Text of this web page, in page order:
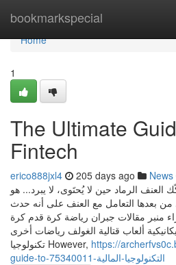
bookmarkspecial
Home
Home
1
The Ultimate
Fintech
erico888jxl4 205 days ago News
العنف الرماد حين لا يُحتَوى، لا يبرد... هو
من بعدها التعامل مع العنف على أنه حدث
منبر مقالات جبران رياضة كرة قدم كرة
ألعاب قتالية الغولف رياضات أخرى
تكنولوجيا However, https://
guide-to-التكنولوجيا-المالية-75340011